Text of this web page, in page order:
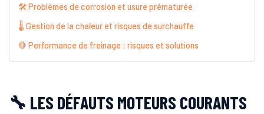
🛠️ Problèmes de corrosion et usure prématurée
🌡️ Gestion de la chaleur et risques de surchauffe
🛑 Performance de freinage : risques et solutions
🔧 LES DÉFAUTS MOTEURS COURANTS